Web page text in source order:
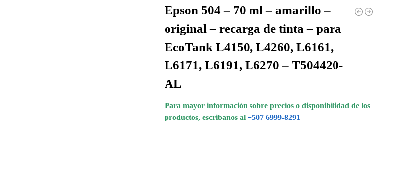
Epson 504 – 70 ml – amarillo –
original – recarga de tinta – para
EcoTank L4150, L4260, L6161,
L6171, L6191, L6270 – T504420-
AL
Para mayor información sobre precios o disponibilidad de los
productos, escribanos al +507 6999-8291